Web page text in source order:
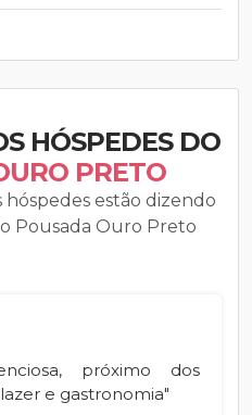
HÓSPEDES DO
PRETO
hóspedes estão dizendo
Pousada Ouro Preto
próximo dos
e gastronomia"